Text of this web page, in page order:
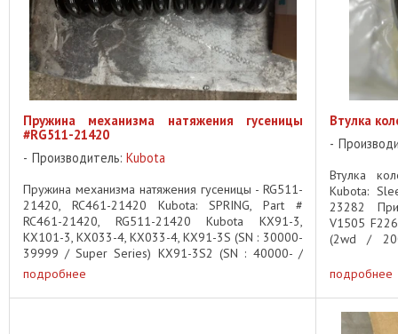
Пружина механизма натяжения гусеницы
#RG511-21420
Производитель: Kubota
Пружина механизма натяжения гусеницы - RG511-
21420, RC461-21420 Kubota: SPRING, Part #
RC461-21420, RG511-21420 Kubota KX91-3,
KX101-3, KX033-4, KX033-4, KX91-3S (SN : 30000-
39999 / Super Series) KX91-3S2 (SN : 40000- /
Super Series / Tier 3) U35-4 ...
подробнее
Втулка
Втулка
Kubota:
23282
V1505
(2wd /
подробнее